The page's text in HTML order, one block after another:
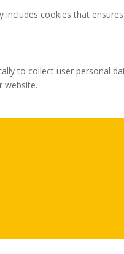
cookies that
to collect user personal
website.